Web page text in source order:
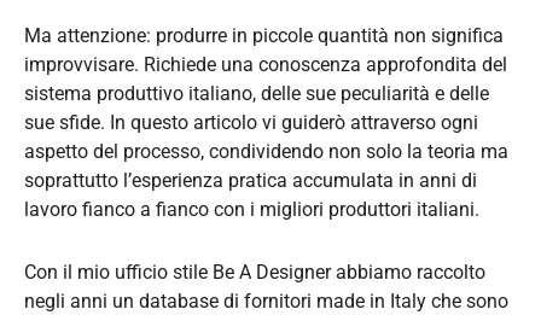
Ma attenzione: produrre in piccole quantità non significa
improvvisare. Richiede una conoscenza approfondita del
sistema produttivo italiano, delle sue peculiarità e delle
sue sfide. In questo articolo vi guiderò attraverso ogni
aspetto del processo, condividendo non solo la teoria ma
soprattutto l’esperienza pratica accumulata in anni di
lavoro fianco a fianco con i migliori produttori italiani.
Con il mio ufficio stile Be A Designer abbiamo raccolto
negli anni un database di fornitori made in Italy che sono